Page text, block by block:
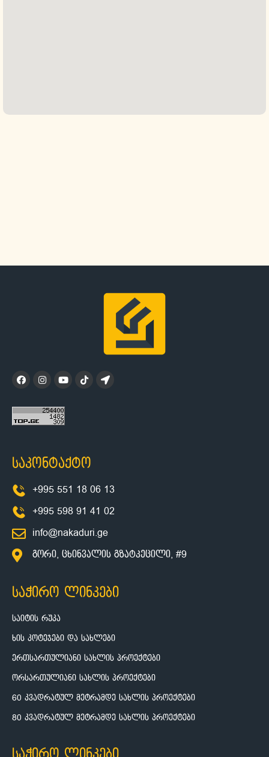
საკონტაქტო
+995 551 18 06 13
+995 598 91 41 02
info@nakaduri.ge
გორი, ცხინვალის გზატკეცილი, #9
საჭირო ლინკები
საიტის რუკა
ხის კოტეჯები და სახლები
ერთსართულიანი სახლის პროექტები
ორსართულიანი სახლის პროექტები
60 კვადრატულ მეტრამდე სახლის პროექტები
80 კვადრატულ მეტრამდე სახლის პროექტები